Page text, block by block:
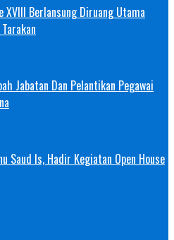
XVIII Berlansung Diruang Utama
Jabatan Dan Pelantikan Pegawai
Saud Is, Hadir Kegiatan Open House